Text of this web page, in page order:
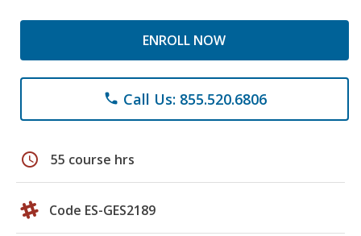
ENROLL NOW
phone Call Us: 855.520.6806
schedule 55 course hrs
Code ES-GES2189